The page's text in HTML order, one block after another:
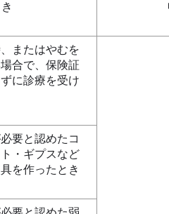
またはやむを
合で、保険証
に診療を受け
要と認めたコ
・ギプスなど
を作ったとき